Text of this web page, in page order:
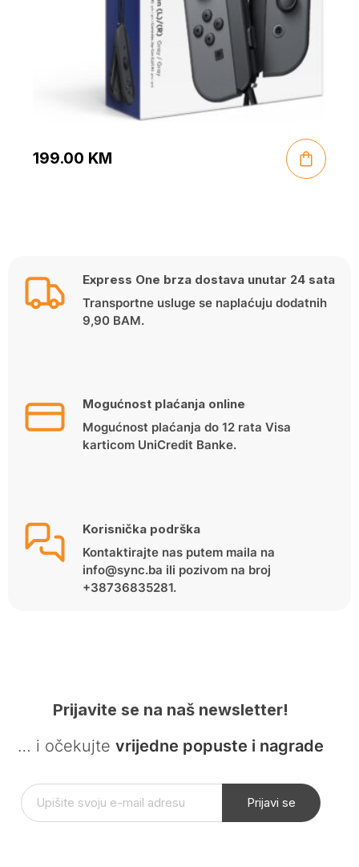
199.00 KM
Express One brza dostava unutar 24 sata
Transportne usluge se naplaćuju dodatnih
9,90 BAM.
Mogućnost plaćanja online
Mogućnost plaćanja do 12 rata Visa
karticom UniCredit Banke.
Korisnička podrška
Kontaktirajte nas putem maila na
info@sync.ba ili pozivom na broj
+38736835281.
Prijavite se na naš newsletter!
… i očekujte vrijedne popuste i nagrade
Prijavi se